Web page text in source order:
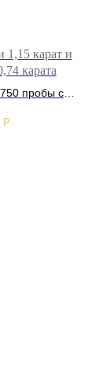
1,15 карат и
карата
пробы с
р.